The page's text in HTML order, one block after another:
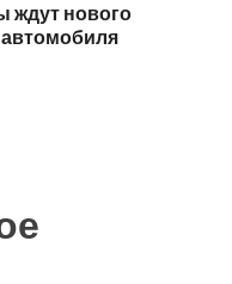
ждут нового